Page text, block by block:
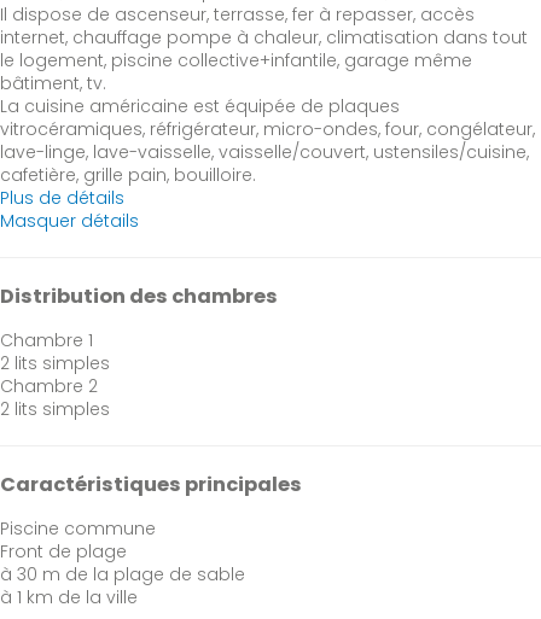
Il dispose de ascenseur, terrasse, fer à repasser, accès
internet, chauffage pompe à chaleur, climatisation dans tout
le logement, piscine collective+infantile, garage même
bâtiment, tv.
La cuisine américaine est équipée de plaques
vitrocéramiques, réfrigérateur, micro-ondes, four, congélateur,
lave-linge, lave-vaisselle, vaisselle/couvert, ustensiles/cuisine,
cafetière, grille pain, bouilloire.
Plus de détails
Masquer détails
Distribution des chambres
Chambre 1
2 lits simples
Chambre 2
2 lits simples
Caractéristiques principales
Piscine commune
Front de plage
à 30 m de la plage de sable
à 1 km de la ville